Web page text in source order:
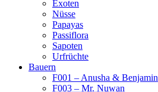
Exoten
Nüsse
Papayas
Passiflora
Sapoten
Urfrüchte
Bauern
F001 – Anusha & Benjamin
F003 – Mr. Nuwan